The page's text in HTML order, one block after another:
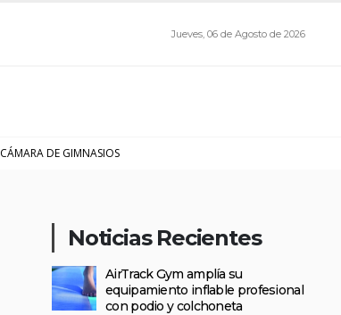
Jueves, 06 de Agosto de 2026
CÁMARA DE GIMNASIOS
Noticias Recientes
AirTrack Gym amplía su
equipamiento inflable profesional
con podio y colchoneta